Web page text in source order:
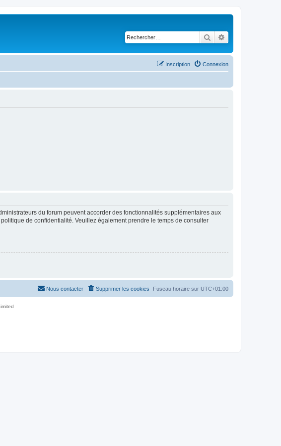
Rechercher
Connexion
Inscription
du forum peuvent accorder des fonctionnalités supplémentaires aux
de confidentialité. Veuillez également prendre le temps de consulter
Fuseau horaire sur UTC+01:00
Supprimer les cookies
Nous contacter